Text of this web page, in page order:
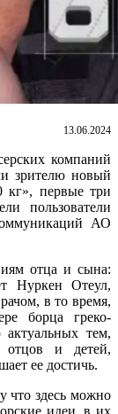
13.06.2024
компаний
зрителю новый
кг», первые три
пользователи
АО
отца и сына:
Нуркен Отеул,
в то время,
борца греко-
тем,
отцов и детей,
ее достичь.
что здесь можно
идеи, в их